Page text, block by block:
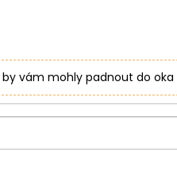
vám mohly padnout do oka